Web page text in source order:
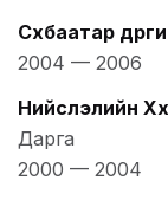
Сүхбаатар
2004 — 2006
Нийслэлийн
Дарга
2000 — 2004